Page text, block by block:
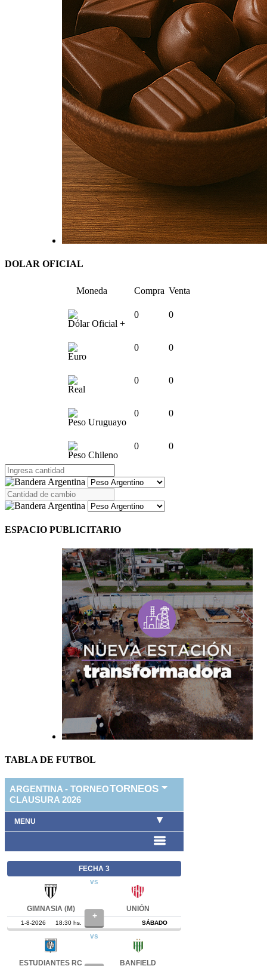
DOLAR OFICIAL
Moneda Compra Venta
Dólar Oficial +
0 0
Euro
0 0
Real
0 0
Peso Uruguayo
0 0
Peso Chileno
0 0
ESPACIO PUBLICITARIO
TABLA DE FUTBOL